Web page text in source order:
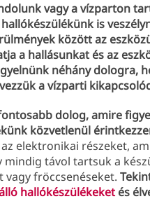
vagy a vízparton
is
között az
a hallásunkat és az
néhány dologra,
a vízparti
dolog, amire
közvetlenül
elektronikai részeket,
távol tartsuk a
vagy fröccsenéseket.
hallókészülékeket és